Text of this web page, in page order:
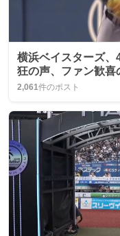
横浜ベイスターズ
狂の声、ファン歓喜
2,061件のポスト